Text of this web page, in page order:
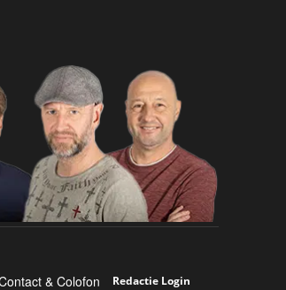
& Colofon Redactie Login